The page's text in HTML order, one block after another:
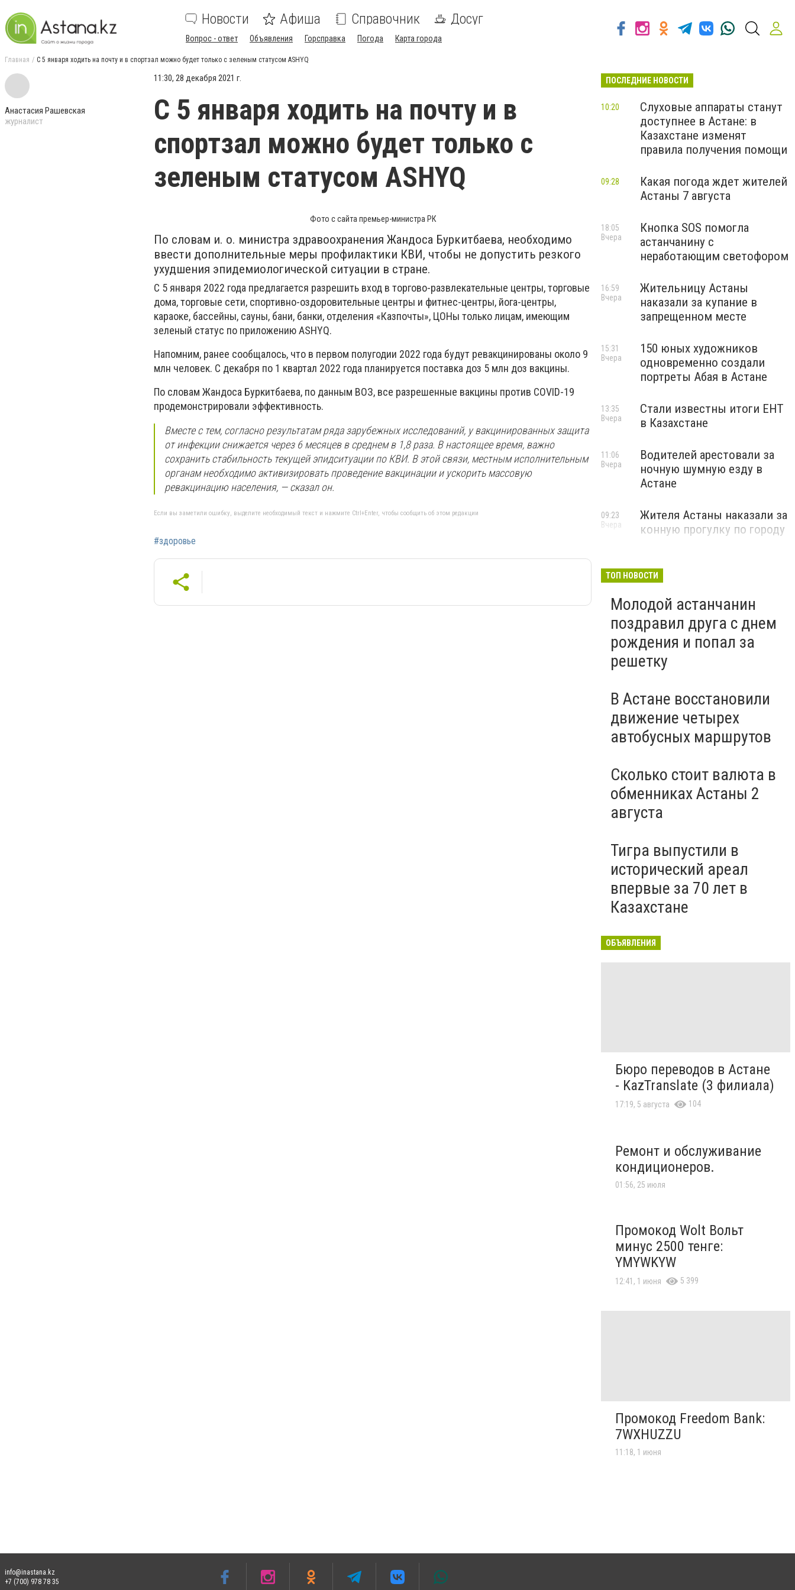
Новости Афиша Справочник Досуг
Вопрос - ответ Объявления Горсправка Погода Карта города
Главная С 5 января ходить на почту и в спортзал можно будет только с зеленым статусом ASHYQ
Анастасия Рашевская
журналист
11:30, 28 декабря 2021 г.
С 5 января ходить на почту и в
спортзал можно будет только с
зеленым статусом ASHYQ
Фото с сайта премьер-министра РК
По словам и. о. министра здравоохранения Жандоса Буркитбаева, необходимо
ввести дополнительные меры профилактики КВИ, чтобы не допустить резкого
ухудшения эпидемиологической ситуации в стране.
С 5 января 2022 года предлагается разрешить вход в торгово-развлекательные центры, торговые
дома, торговые сети, спортивно-оздоровительные центры и фитнес-центры, йога-центры,
караоке, бассейны, сауны, бани, банки, отделения «Казпочты», ЦОНы только лицам, имеющим
зеленый статус по приложению ASHYQ.
Напомним, ранее сообщалось, что в первом полугодии 2022 года будут ревакцинированы около 9
млн человек. С декабря по 1 квартал 2022 года планируется поставка доз 5 млн доз вакцины.
По словам Жандоса Буркитбаева, по данным ВОЗ, все разрешенные вакцины против COVID-19
продемонстрировали эффективность.
Вместе с тем, согласно результатам ряда зарубежных исследований, у вакцинированных защита
от инфекции снижается через 6 месяцев в среднем в 1,8 раза. В настоящее время, важно
сохранить стабильность текущей эпидситуации по КВИ. В этой связи, местным исполнительным
органам необходимо активизировать проведение вакцинации и ускорить массовую
ревакцинацию населения, — сказал он.
Если вы заметили ошибку, выделите необходимый текст и нажмите Ctrl+Enter, чтобы сообщить об этом редакции
#здоровье
ПОСЛЕДНИЕ НОВОСТИ
Слуховые аппараты станут
доступнее в Астане: в
Казахстане изменят
правила получения помощи
10:20
Какая погода ждет жителей
Астаны 7 августа
09:28
Кнопка SOS помогла
астанчанину с
неработающим светофором
18:05
Вчера
Жительницу Астаны
наказали за купание в
запрещенном месте
16:59
Вчера
150 юных художников
одновременно создали
портреты Абая в Астане
15:31
Вчера
Стали известны итоги ЕНТ
в Казахстане
13:35
Вчера
Водителей арестовали за
ночную шумную езду в
Астане
11:06
Вчера
Жителя Астаны наказали за
конную прогулку по городу
09:23
Вчера
ТОП НОВОСТИ
Молодой астанчанин
поздравил друга с днем
рождения и попал за
решетку
В Астане восстановили
движение четырех
автобусных маршрутов
Сколько стоит валюта в
обменниках Астаны 2
августа
Тигра выпустили в
исторический ареал
впервые за 70 лет в
Казахстане
ОБЪЯВЛЕНИЯ
Бюро переводов в Астане
- KazTranslate (3 филиала)
17:19, 5 августа 104
Ремонт и обслуживание
кондиционеров.
01:56, 25 июля
Промокод Wolt Вольт
минус 2500 тенге:
YMYWKYW
12:41, 1 июня 5 399
Промокод Freedom Bank:
7WXHUZZU
11:18, 1 июня
info@inastana.kz
+7 (700) 978 78 35